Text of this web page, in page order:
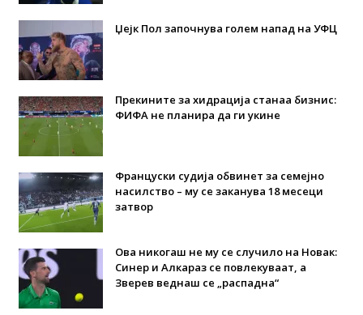
Џејк Пол започнува голем напад на УФЦ
Прекините за хидрација станаа бизнис:
ФИФА не планира да ги укине
Француски судија обвинет за семејно
насилство – му се заканува 18 месеци
затвор
Ова никогаш не му се случило на Новак:
Синер и Алкараз се повлекуваат, а
Зверев веднаш се „распадна“